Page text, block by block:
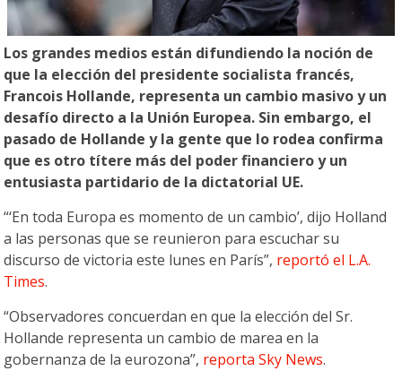
Los grandes medios están difundiendo la noción de
que la elección del presidente socialista francés,
Francois Hollande, representa un cambio masivo y un
desafío directo a la Unión Europea. Sin embargo, el
pasado de Hollande y la gente que lo rodea confirma
que es otro títere más del poder financiero y un
entusiasta partidario de la dictatorial UE.
“‘En toda Europa es momento de un cambio’, dijo Holland
a las personas que se reunieron para escuchar su
discurso de victoria este lunes en París”, reportó el L.A.
Times.
“Observadores concuerdan en que la elección del Sr.
Hollande representa un cambio de marea en la
gobernanza de la eurozona”, reporta Sky News.